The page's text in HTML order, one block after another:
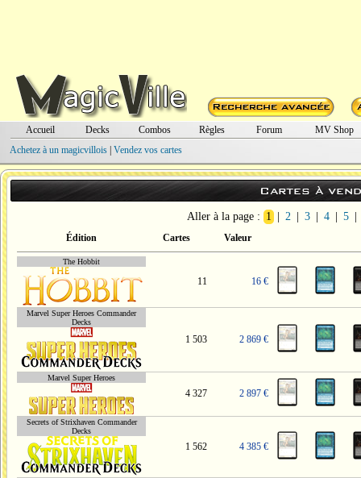
Accueil Decks Combos Règles Forum
MV Shop
Achetez à un magicvillois| Vendez vos cartes
Cartes à
Aller à la page : 1 2 3 4 5
Édition Cartes Valeur
The Hobbit
11 16 €
Marvel Super Heroes Commander
Decks
1 503 2 869 €
Marvel Super Heroes
4 327 2 897 €
Secrets of Strixhaven Commander
Decks
1 562 4 385 €